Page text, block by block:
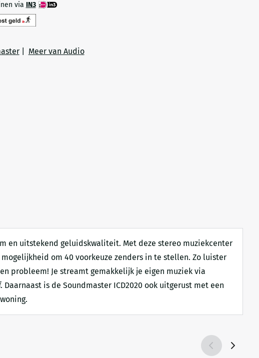
via IN3
| Meer van Audio
en uitstekend geluidskwaliteit. Met deze stereo muziekcenter
om 40 voorkeuze zenders in te stellen. Zo luister
probleem! Je streamt gemakkelijk je eigen muziek via
is de Soundmaster ICD2020 ook uitgerust met een